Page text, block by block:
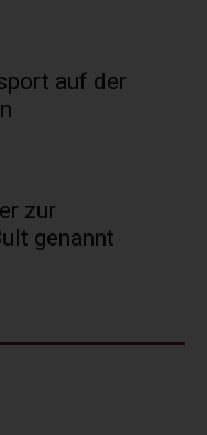
auf der
zur
genannt